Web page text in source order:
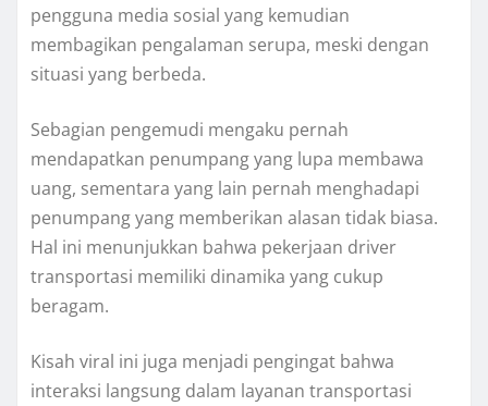
pengguna media sosial yang kemudian
membagikan pengalaman serupa, meski dengan
situasi yang berbeda.
Sebagian pengemudi mengaku pernah
mendapatkan penumpang yang lupa membawa
uang, sementara yang lain pernah menghadapi
penumpang yang memberikan alasan tidak biasa.
Hal ini menunjukkan bahwa pekerjaan driver
transportasi memiliki dinamika yang cukup
beragam.
Kisah viral ini juga menjadi pengingat bahwa
interaksi langsung dalam layanan transportasi